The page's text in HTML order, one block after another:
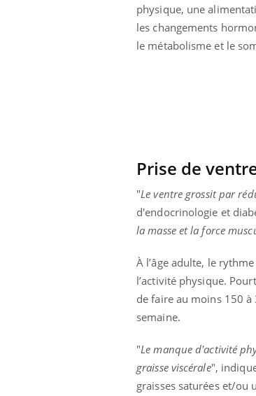
physique, une
les changements
le métabolisme et le
Prise de
"Le ventre grossit par
d'endocrinologie et
la masse et la force
À l’âge adulte, le
l’activité physique.
de faire au moins 150
semaine.
"Le manque d'activité
graisse viscérale",
graisses saturées et/ou